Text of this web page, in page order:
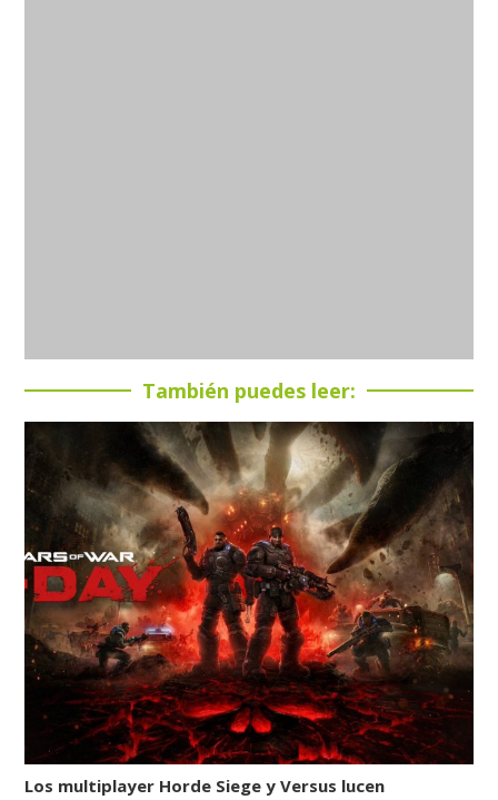
También puedes leer:
Los multiplayer Horde Siege y Versus lucen